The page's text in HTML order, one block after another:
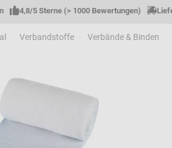
4,8/5 Sterne (> 1000 Bewertungen)
Verbandstoffe Verbände & Binden